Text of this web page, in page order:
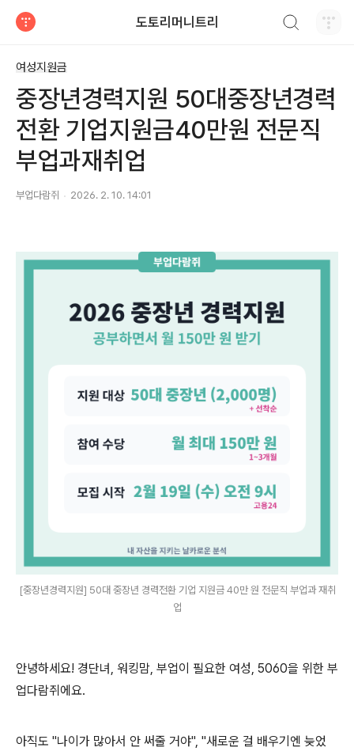
도토리머니트리
여성지원금
중장년경력지원 50대중장년경력
전환 기업지원금40만원 전문직
부업과재취업
부업다람쥐 2026. 2. 10. 14:01
[중장년경력지원] 50대 중장년 경력전환 기업 지원금 40만 원 전문직 부업과 재취
업
안녕하세요! 경단녀, 워킹맘, 부업이 필요한 여성, 5060을 위한 부
업다람쥐에요.
아직도 "나이가 많아서 안 써줄 거야", "새로운 걸 배우기엔 늦었